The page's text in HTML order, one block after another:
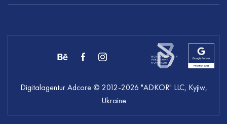
Digitalagentur Adcore© 2012-2026 "ADKOR" LLC, Kyjiw,
Ukraine